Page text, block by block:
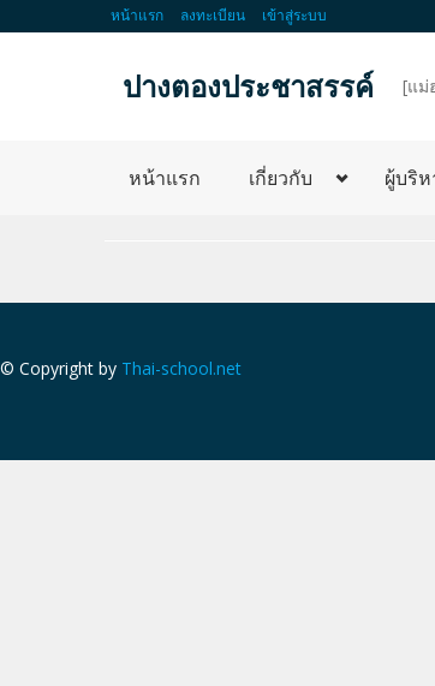
หน้าแรก ลงทะเบียน เข้าสู่ระบบ
ปางตองประชาสรรค์ [แม่
หน้าแรก เกี่ยวกับ ผู้บริห
© Copyright by Thai-school.net